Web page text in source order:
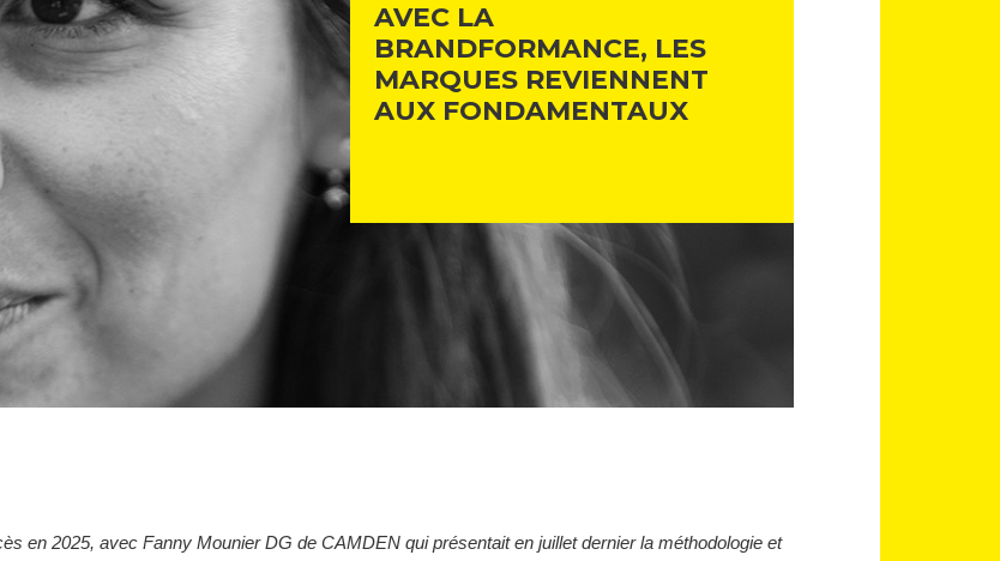
AVEC LA
BRANDFORMANCE, LES
MARQUES REVIENNENT
AUX FONDAMENTAUX
en 2025, avec Fanny Mounier DG de CAMDEN qui présentait en juillet dernier la méthodologie et